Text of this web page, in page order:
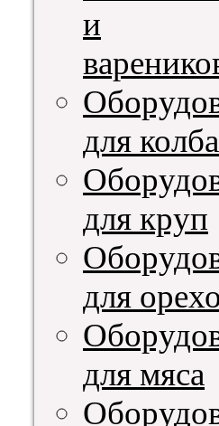
и
для
для круп
для
для мяса